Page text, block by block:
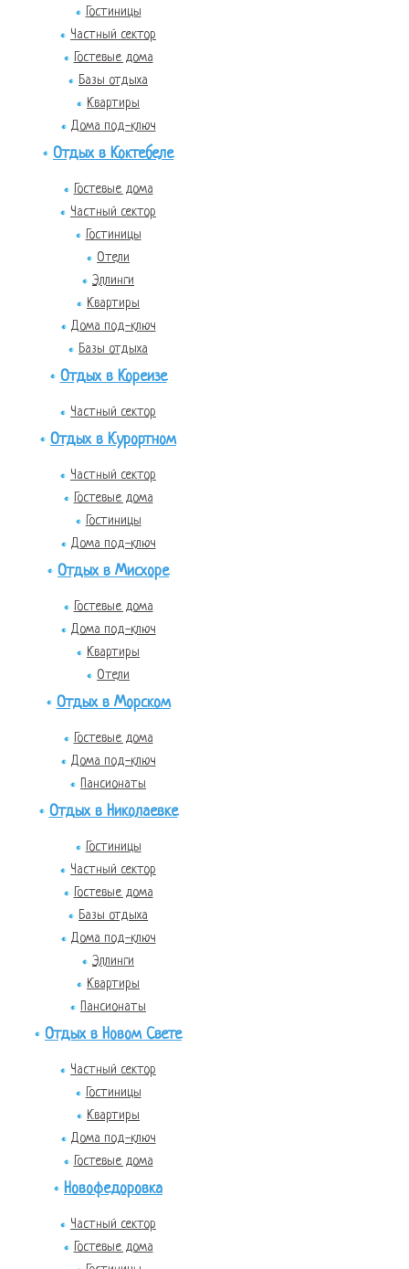
Гостиницы
Частный сектор
Гостевые дома
Базы отдыха
Квартиры
Дома под-ключ
Отдых в Коктебеле
Гостевые дома
Частный сектор
Гостиницы
Отели
Эллинги
Квартиры
Дома под-ключ
Базы отдыха
Отдых в Кореизе
Частный сектор
Отдых в Курортном
Частный сектор
Гостевые дома
Гостиницы
Дома под-ключ
Отдых в Мисхоре
Гостевые дома
Дома под-ключ
Квартиры
Отели
Отдых в Морском
Гостевые дома
Дома под-ключ
Пансионаты
Отдых в Николаевке
Гостиницы
Частный сектор
Гостевые дома
Базы отдыха
Дома под-ключ
Эллинги
Квартиры
Пансионаты
Отдых в Новом Свете
Частный сектор
Гостиницы
Квартиры
Дома под-ключ
Гостевые дома
Новофедоровка
Частный сектор
Гостевые дома